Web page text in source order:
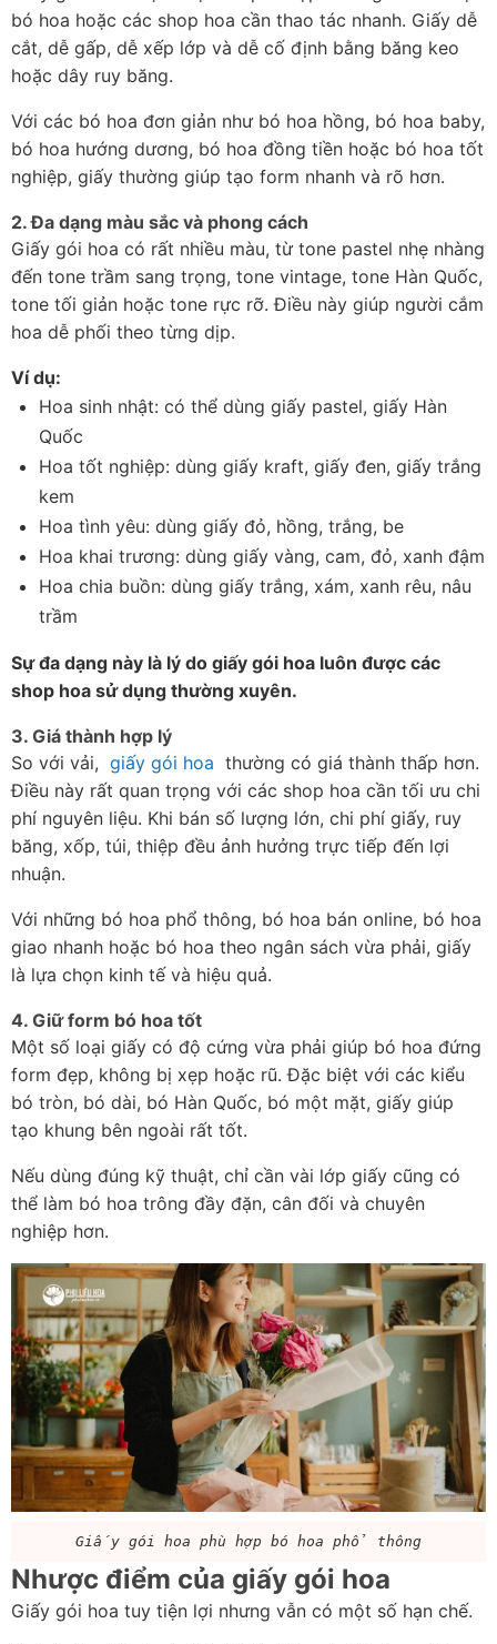
bó hoa hoặc các shop hoa cần thao tác nhanh. Giấy dễ
cắt, dễ gấp, dễ xếp lớp và dễ cố định bằng băng keo
hoặc dây ruy băng.
Với các bó hoa đơn giản như bó hoa hồng, bó hoa baby,
bó hoa hướng dương, bó hoa đồng tiền hoặc bó hoa tốt
nghiệp, giấy thường giúp tạo form nhanh và rõ hơn.
2. Đa dạng màu sắc và phong cách
Giấy gói hoa có rất nhiều màu, từ tone pastel nhẹ nhàng
đến tone trầm sang trọng, tone vintage, tone Hàn Quốc,
tone tối giản hoặc tone rực rỡ. Điều này giúp người cắm
hoa dễ phối theo từng dịp.
Ví dụ:
Hoa sinh nhật: có thể dùng giấy pastel, giấy Hàn
Quốc
Hoa tốt nghiệp: dùng giấy kraft, giấy đen, giấy trắng
kem
Hoa tình yêu: dùng giấy đỏ, hồng, trắng, be
Hoa khai trương: dùng giấy vàng, cam, đỏ, xanh đậm
Hoa chia buồn: dùng giấy trắng, xám, xanh rêu, nâu
trầm
Sự đa dạng này là lý do giấy gói hoa luôn được các
shop hoa sử dụng thường xuyên.
3. Giá thành hợp lý
So với vải, giấy gói hoa
  thường có giá thành thấp hơn.
Điều này rất quan trọng với các shop hoa cần tối ưu chi
phí nguyên liệu. Khi bán số lượng lớn, chi phí giấy, ruy
băng, xốp, túi, thiệp đều ảnh hưởng trực tiếp đến lợi
nhuận.
Với những bó hoa phổ thông, bó hoa bán online, bó hoa
giao nhanh hoặc bó hoa theo ngân sách vừa phải, giấy
là lựa chọn kinh tế và hiệu quả.
4. Giữ form bó hoa tốt
Một số loại giấy có độ cứng vừa phải giúp bó hoa đứng
form đẹp, không bị xẹp hoặc rũ. Đặc biệt với các kiểu
bó tròn, bó dài, bó Hàn Quốc, bó một mặt, giấy giúp
tạo khung bên ngoài rất tốt.
Nếu dùng đúng kỹ thuật, chỉ cần vài lớp giấy cũng có
thể làm bó hoa trông đầy đặn, cân đối và chuyên
nghiệp hơn.
Giấy gói hoa phù hợp bó hoa phổ thông
Nhược điểm của giấy gói hoa
Giấy gói hoa tuy tiện lợi nhưng vẫn có một số hạn chế.